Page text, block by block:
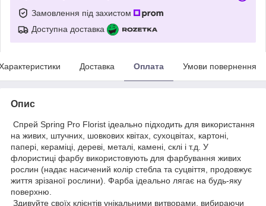
Замовлення під захистом
Доступна доставка
Доставка Оплата Умови повернення
Опис
Спрей Spring Pro Florist ідеально підходить для використання
на живих, штучних, шовкових квітах, сухоцвітах, картоні,
папері, кераміці, дереві, металі, камені, склі і т.д. У
флористиці фарбу використовують для фарбування живих
рослин (надає насичений колір стебла та суцвіття, продовжує
життя зрізаної рослини). Фарба ідеально лягає на будь-яку
поверхню.
Здивуйте своїх клієнтів унікальними витворами, вибираючи